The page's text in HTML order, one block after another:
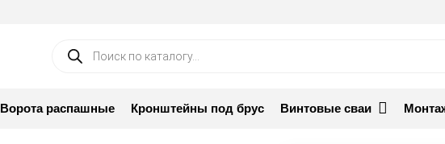
Поиск
товаров
Ворота распашные Кронштейны под брус Винтовые сваи